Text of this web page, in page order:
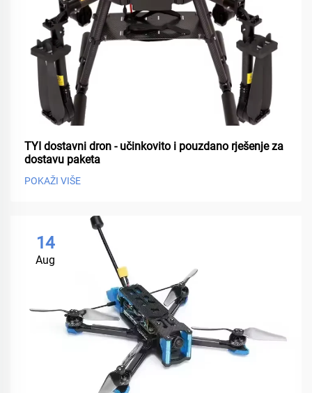
TYI dostavni dron - učinkovito i pouzdano rješenje za
dostavu paketa
POKAŽI VIŠE
14
Aug